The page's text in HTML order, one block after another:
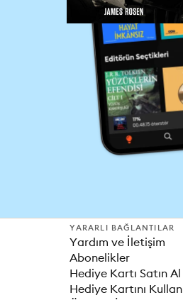
YARARLI BAĞLANTILAR
Yardım ve İletişim
Abonelikler
Hediye Kartı Satın Al
Hediye Kartını Kullan